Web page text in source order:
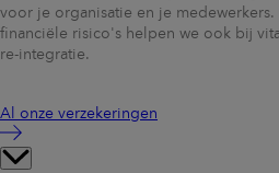
voor je organisatie en je medewerkers.
financiële risico's helpen we ook bij
re-integratie.
Al onze verzekeringen